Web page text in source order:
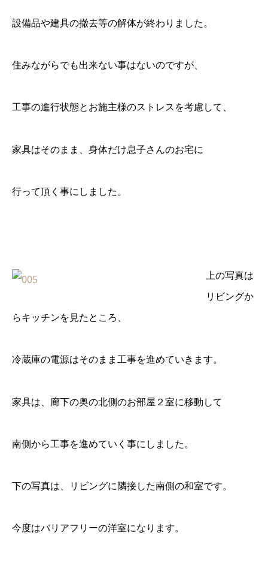
設備品や建具の撤去等の解体が終わりました。
住みながらでも出来ない事はないのですが、
工事の進行状態とお施主様のストレスを考慮して、
家具はそのまま、身体だけ息子さんのお宅に
行って頂く事にしました。
上の写真は
リビングか
らキッチンを見たところ、
冷蔵庫の電源はそのまま工事を進めていきます。
家具は、廊下の奥の北側のお部屋２室に移動して
南側から工事を進めていく事にしました。
下の写真は、リビングに隣接した南側の和室です。
今度はバリアフリーの洋室になります。